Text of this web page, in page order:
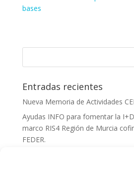
bases
Entradas recientes
Nueva Memoria de Actividades
Ayudas INFO para fomentar la
marco RIS4 Región de Murcia
FEDER.